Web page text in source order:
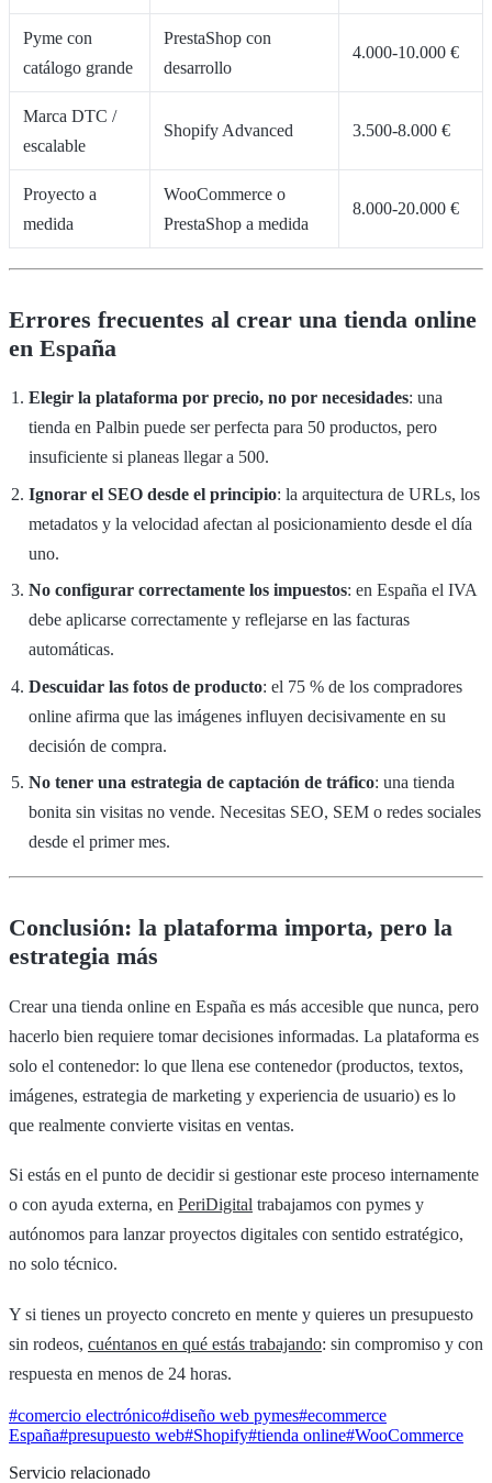
Pyme con
catálogo grande
PrestaShop con
desarrollo
4.000-10.000 €
Marca DTC /
escalable
Shopify Advanced 3.500-8.000 €
Proyecto a
medida
WooCommerce o
PrestaShop a medida
8.000-20.000 €
Errores frecuentes al crear una tienda online
en España
Elegir la plataforma por precio, no por necesidades: una
tienda en Palbin puede ser perfecta para 50 productos, pero
insuficiente si planeas llegar a 500.
Ignorar el SEO desde el principio: la arquitectura de URLs, los
metadatos y la velocidad afectan al posicionamiento desde el día
uno.
No configurar correctamente los impuestos: en España el IVA
debe aplicarse correctamente y reflejarse en las facturas
automáticas.
Descuidar las fotos de producto: el 75 % de los compradores
online afirma que las imágenes influyen decisivamente en su
decisión de compra.
No tener una estrategia de captación de tráfico: una tienda
bonita sin visitas no vende. Necesitas SEO, SEM o redes sociales
desde el primer mes.
Conclusión: la plataforma importa, pero la
estrategia más
Crear una tienda online en España es más accesible que nunca, pero
hacerlo bien requiere tomar decisiones informadas. La plataforma es
solo el contenedor: lo que llena ese contenedor (productos, textos,
imágenes, estrategia de marketing y experiencia de usuario) es lo
que realmente convierte visitas en ventas.
Si estás en el punto de decidir si gestionar este proceso internamente
o con ayuda externa, en PeriDigital trabajamos con pymes y
autónomos para lanzar proyectos digitales con sentido estratégico,
no solo técnico.
Y si tienes un proyecto concreto en mente y quieres un presupuesto
sin rodeos, cuéntanos en qué estás trabajando: sin compromiso y con
respuesta en menos de 24 horas.
#comercio electrónico#diseño web pymes#ecommerce
España#presupuesto web#Shopify#tienda online#WooCommerce
Servicio relacionado